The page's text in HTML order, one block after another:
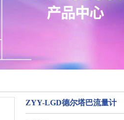
ZYY-LGD德尔塔巴流量计